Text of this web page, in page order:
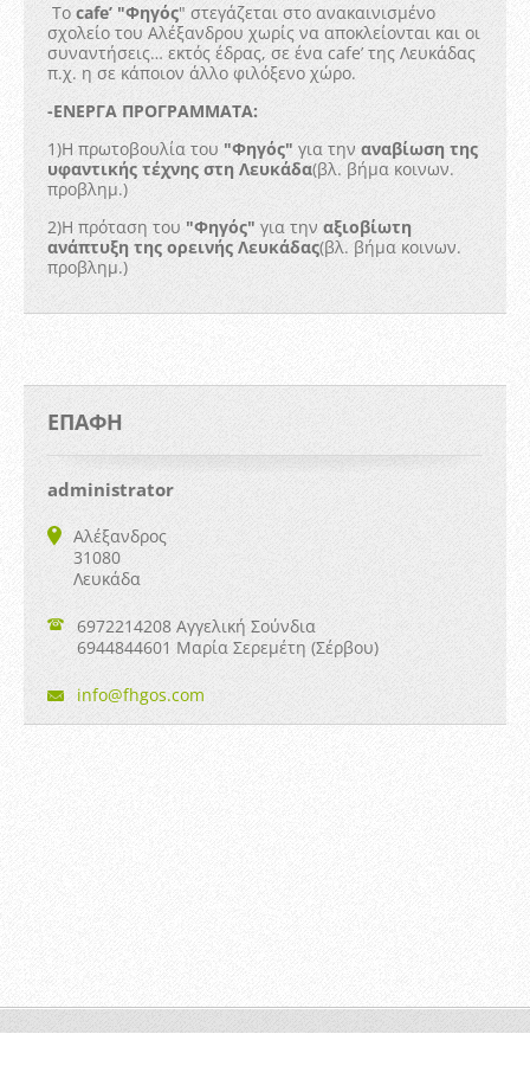
Το cafe’ "Φηγός" στεγάζεται στο ανακαινισμένο
σχολείο του Αλέξανδρου χωρίς να αποκλείονται και οι
συναντήσεις… εκτός έδρας, σε ένα cafe’ της Λευκάδας
π.χ. η σε κάποιον άλλο φιλόξενο χώρο.
-ΕΝΕΡΓΑ ΠΡΟΓΡΑΜΜΑΤΑ:
1)Η πρωτοβουλία του "Φηγός" για την αναβίωση της
υφαντικής τέχνης στη Λευκάδα(βλ. βήμα κοινων.
προβλημ.)
2)Η πρόταση του "Φηγός" για την αξιοβίωτη
ανάπτυξη της ορεινής Λευκάδας(βλ. βήμα κοινων.
προβλημ.)
ΕΠΑΦΉ
administrator
Αλέξανδρος
31080
Λευκάδα
6972214208 Αγγελική Σούνδια
6944844601 Μαρία Σερεμέτη (Σέρβου)
info@fhgos.com